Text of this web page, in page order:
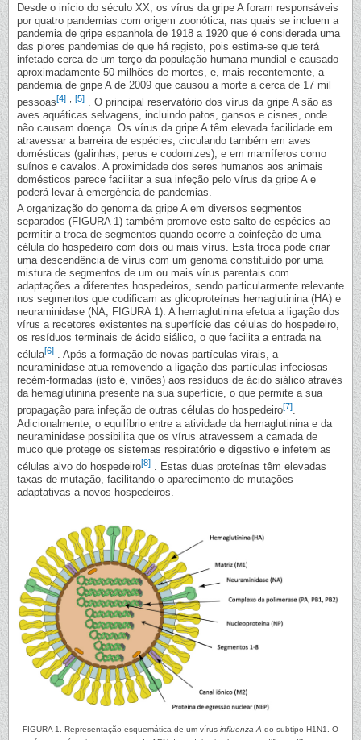
Desde o início do século XX, os vírus da gripe A foram responsáveis
por quatro pandemias com origem zoonótica, nas quais se incluem a
pandemia de gripe espanhola de 1918 a 1920 que é considerada uma
das piores pandemias de que há registo, pois estima-se que terá
infetado cerca de um terço da população humana mundial e causado
aproximadamente 50 milhões de mortes, e, mais recentemente, a
pandemia de gripe A de 2009 que causou a morte a cerca de 17 mil
pessoas[4] [5]
. O principal reservatório dos vírus da gripe A são as
aves aquáticas selvagens, incluindo patos, gansos e cisnes, onde
não causam doença. Os vírus da gripe A têm elevada facilidade em
atravessar a barreira de espécies, circulando também em aves
domésticas (galinhas, perus e codornizes), e em mamíferos como
suínos e cavalos. A proximidade dos seres humanos aos animais
domésticos parece facilitar a sua infeção pelo vírus da gripe A e
poderá levar à emergência de pandemias.
A organização do genoma da gripe A em diversos segmentos
separados (FIGURA 1) também promove este salto de espécies ao
permitir a troca de segmentos quando ocorre a coinfeção de uma
célula do hospedeiro com dois ou mais vírus. Esta troca pode criar
uma descendência de vírus com um genoma constituído por uma
mistura de segmentos de um ou mais vírus parentais com
adaptações a diferentes hospedeiros, sendo particularmente relevante
nos segmentos que codificam as glicoproteínas hemaglutinina (HA) e
neuraminidase (NA; FIGURA 1). A hemaglutinina efetua a ligação dos
vírus a recetores existentes na superfície das células do hospedeiro,
os resíduos terminais de ácido siálico, o que facilita a entrada na
célula[6] . Após a formação de novas partículas virais, a
neuraminidase atua removendo a ligação das partículas infeciosas
recém-formadas (isto é, viriões) aos resíduos de ácido siálico através
da hemaglutinina presente na sua superfície, o que permite a sua
propagação para infeção de outras células do hospedeiro[7].
Adicionalmente, o equilíbrio entre a atividade da hemaglutinina e da
neuraminidase possibilita que os vírus atravessem a camada de
muco que protege os sistemas respiratório e digestivo e infetem as
células alvo do hospedeiro[8]
. Estas duas proteínas têm elevadas
taxas de mutação, facilitando o aparecimento de mutações
adaptativas a novos hospedeiros.
FIGURA 1. Representação esquemática de um vírus influenza A do subtipo H1N1. O